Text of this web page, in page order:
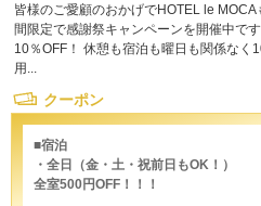
皆様のご愛顧のおかげでHOTEL le
間限定で感謝祭キャンペーンを開催中で
10％OFF！ 休憩も宿泊も曜日も関係なく
用...
クーポン
■宿泊
・全日（金・土・祝前日もOK！）
全室500円OFF！！！